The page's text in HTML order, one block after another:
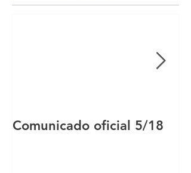
Comunicado oficial 5/18